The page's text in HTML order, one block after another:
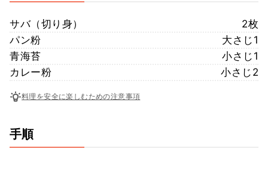
サバ（切り身）
2枚
パン粉
大さじ1
青海苔
小さじ1
カレー粉
小さじ2
料理を安全に楽しむための注意事項
手順